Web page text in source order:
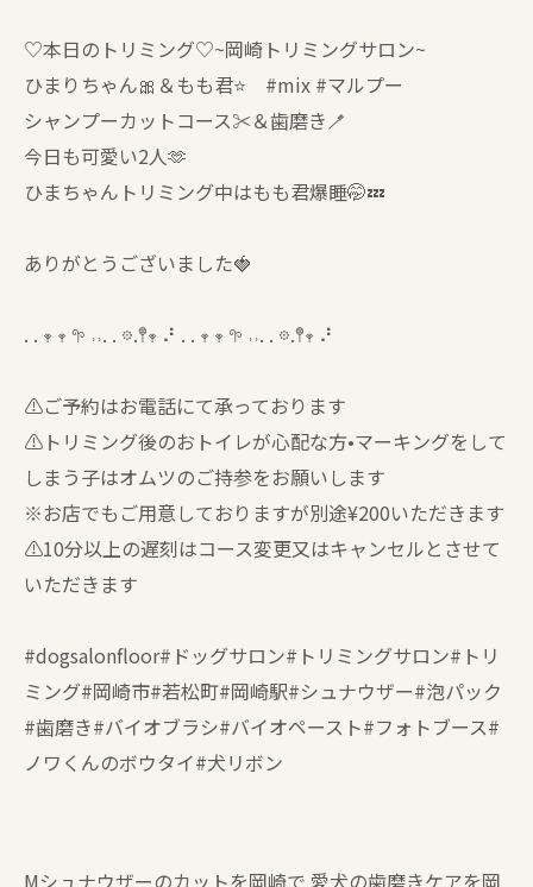
♡本日のトリミング♡⁠~岡崎トリミングサロン~
ひまりちゃん🎀＆もも君⭐ #mix #マルプー
シャンプーカットコース✂️＆歯磨き🪥
今日も可愛い2人🫶
ひまちゃんトリミング中はもも君爆睡🤭💤
ありがとうございました🍓
. . 𖥧 𖥧 𖧧 ˒˒. . 𖡼.𖤣𖥧 ⠜ . . 𖥧 𖥧 𖧧 ˒˒. . 𖡼.𖤣𖥧 ⠜
⚠️ご予約はお電話にて承っております
⚠️トリミング後のおトイレが心配な方•マーキングをして
しまう子はオムツのご持参をお願いします
※お店でもご用意しておりますが別途¥200いただきます
⚠️10分以上の遅刻はコース変更又はキャンセルとさせて
いただきます
#dogsalonfloor#ドッグサロン#トリミングサロン#トリ
ミング#岡崎市#若松町#岡崎駅#シュナウザー#泡パック
#歯磨き#バイオブラシ#バイオペースト#フォトブース#
ノワくんのボウタイ#犬リボン
Mシュナウザーのカットを岡崎で 愛犬の歯磨きケアを岡